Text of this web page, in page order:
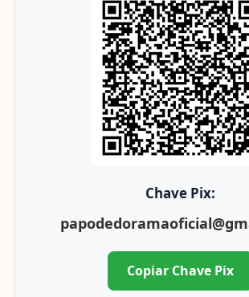
Chave Pix:
Copiar Chave Pix